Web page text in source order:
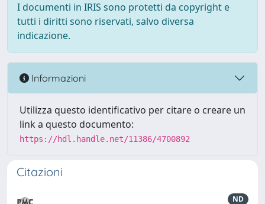
I documenti in IRIS sono protetti da copyright e
tutti i diritti sono riservati, salvo diversa
indicazione.
Informazioni
Utilizza questo identificativo per citare o creare un
link a questo documento:
https://hdl.handle.net/11386/4700892
Citazioni
ND